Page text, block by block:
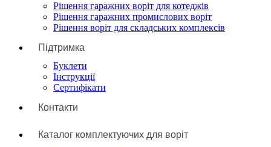
Рішення гаражних воріт для котеджів
Рішення гаражних промислових воріт
Рішення воріт для складських комплексів
Підтримка
Буклети
Інструкції
Сертифікати
Контакти
Каталог комплектуючих для воріт